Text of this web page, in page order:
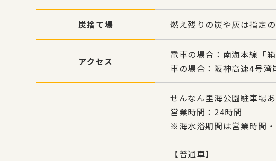
炭捨て場 燃え残りの炭や灰は指定
アクセス
電車の場合：南海本線「
車の場合：阪神高速4号
せんなん里海公園駐車場あ
営業時間：24時間
※海水浴期間は営業時間・
【普通車】